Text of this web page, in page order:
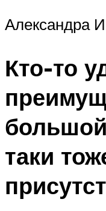
Александра
Кто-то
таки